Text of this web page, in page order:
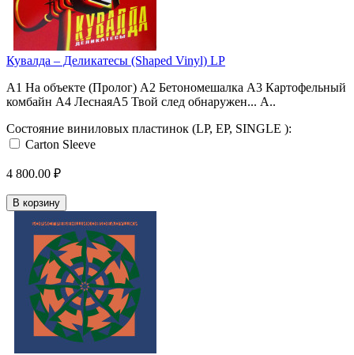
Кувалда ‎– Деликатесы (Shaped Vinyl) LP
A1 На объекте (Пролог) A2 Бетономешалка A3 Картофельный
комбайн A4 ЛеснаяA5 Твой след обнаружен... A..
Состояние виниловых пластинок (LP, EP, SINGLE ):
Carton Sleeve
4 800.00 ₽
В корзину